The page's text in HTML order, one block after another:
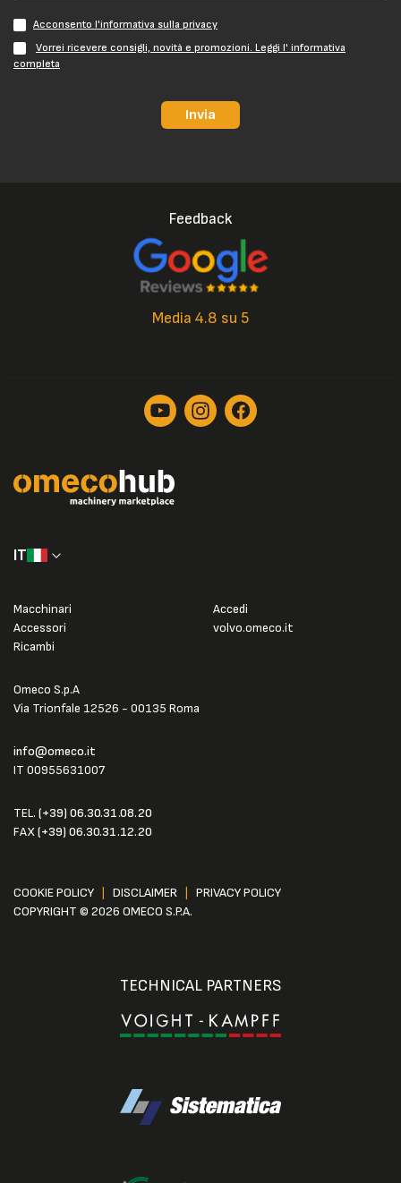
Acconsento l'informativa sulla privacy
Vorrei ricevere consigli, novità e promozioni. Leggi l' informativa
completa
Invia
Feedback
Media 4.8 su 5
IT
Omeco S.p.A
Via Trionfale 12526 - 00135 Roma
info@omeco.it
IT 00955631007
TEL. (+39) 06.30.31.08.20
FAX(+39) 06.30.31.12.20
Macchinari
Accessori
Ricambi
Accedi
volvo.omeco.it
COOKIE POLICY DISCLAIMER
PRIVACY POLICY
COPYRIGHT © 2026 OMECO S.P.A.
TECHNICAL PARTNERS